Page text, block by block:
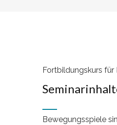
Fortbildungskurs für
Bewegungsspiele